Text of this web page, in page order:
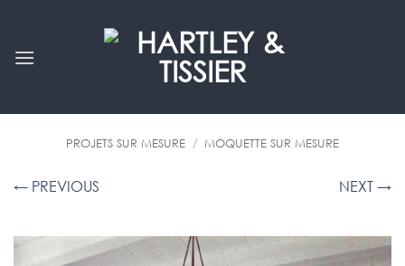
contenu
PROJETS SUR MESURE / MOQUETTE SUR MESURE
← PREVIOUS NEXT →